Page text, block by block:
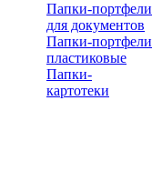
Папки-портфели
для документов
Папки-портфели
пластиковые
Папки-
картотеки